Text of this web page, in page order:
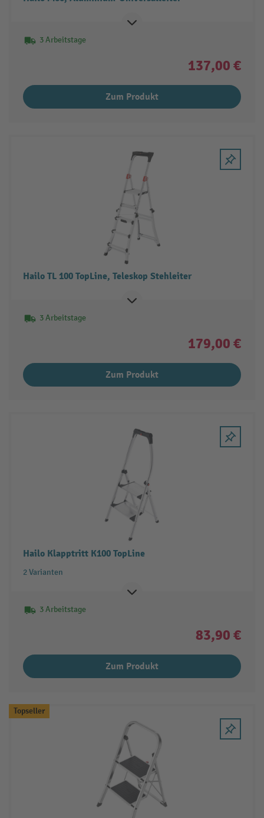
3 Arbeitstage
137,00 €
Zum Produkt
Hailo TL 100 TopLine, Teleskop Stehleiter
3 Arbeitstage
179,00 €
Zum Produkt
Hailo Klapptritt K100 TopLine
2 Varianten
3 Arbeitstage
83,90 €
Zum Produkt
Topseller